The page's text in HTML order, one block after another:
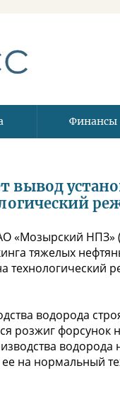
Финансы
НПЗ»
тяжелых
водорода
розжиг форсунок
водорода
на нормальный